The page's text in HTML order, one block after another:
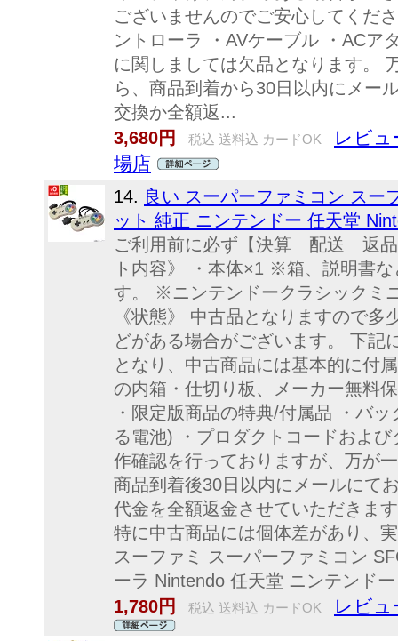
ございませんのでご安心してくだ
ントローラ ・AVケーブル ・AC
に関しましては欠品となります。
ら、商品到着から30日以内にメー
交換か全額返...
3,680円
税込 送料込 カードOK
レビュ
場店
14. 良い スーパーファミコン スー
ット 純正 ニンテンドー 任天堂
ご利用前に必ず【決算 配送 返品
ト内容》 ・本体×1 ※箱、説明書
す。 ※ニンテンドークラシックミ
《状態》 中古品となりますので
どがある場合がございます。 下記
となり、中古商品には基本的に付
の内箱・仕切り板、メーカー無料
・限定版商品の特典/付属品 ・バ
る電池) ・プロダクトコードおよ
作確認を行っておりますが、万が
商品到着後30日以内にメールにて
代金を全額返金させていただきま
特に中古商品には個体差があり、
スーファミ スーパーファミコン
ーラ Nintendo 任天堂 ニンテンド
1,780円
税込 送料込 カードOK レビュ